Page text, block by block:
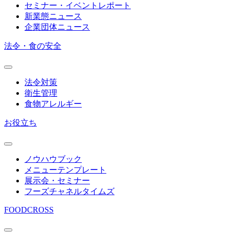
セミナー・イベントレポート
新業態ニュース
企業団体ニュース
法令・食の安全
法令対策
衛生管理
食物アレルギー
お役立ち
ノウハウブック
メニューテンプレート
展示会・セミナー
フーズチャネルタイムズ
FOODCROSS